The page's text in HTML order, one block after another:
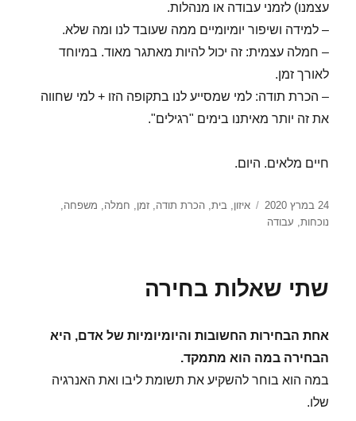
עצמנו) לזמני עבודה או מנהלות.
– למידה ושיפור יומיומיים ממה שעובד לנו ומה שלא.
– חמלה עצמית: זה יכול להיות מאתגר מאוד. במיוחד
לאורך זמן.
– הכרת תודה: למי שמסייע לנו בתקופה הזו + למי שחווה
את זה יותר מאיתנו בימים "רגילים".
חיים מלאים. היום.
פורסם
בתאריך
24 במרץ 2020 תגיות
איזון,בית,הכרת תודה,זמן, חמלה, משפחה,
נוכחות, עבודה
שתי שאלות בחירה
אחת הבחירות החשובות והיומיומיות של אדם, היא
הבחירה במה הוא מתמקד.
במה הוא בוחר להשקיע את תשומת ליבו ואת האנרגיה
שלו.